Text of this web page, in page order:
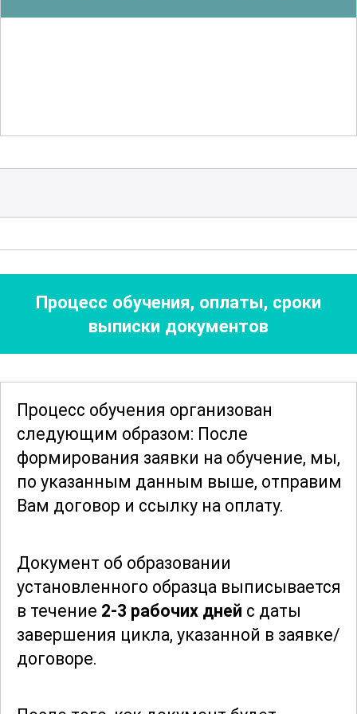
воздействие на окружающую среду.
Кроме того, курс охватывает аспекты
найти способы их устранения. Это
помогает обеспечить высокое качество
конечных изделий и повышает их
конкурентоспособность на рынке.
участники получают доступ к
теоретическим материалам,
включающим подробные описания
процессов, иллюстрации и примеры из
практики. Это позволяет не только
понять основные принципы работы, но
Благодаря этому курсу, слушатели
смогут значительно повысить свою
квалификацию и стать
востребованными специалистами в
Процесс обучения, оплаты, сроки
выписки документов
Процесс обучения организован
следующим образом: После
формирования заявки на обучение, мы,
по указанным данным выше, отправим
Вам договор и ссылку на оплату.
Документ об образовании
установленного образца выписывается
в течение 2-3 рабочих дней с даты
завершения цикла, указанной в заявке/
договоре.